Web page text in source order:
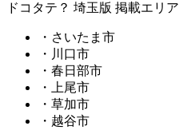
ドコタテ？ 埼玉版 掲載エリア
・さいたま市
・川口市
・春日部市
・上尾市
・草加市
・越谷市